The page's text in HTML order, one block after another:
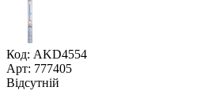
Код: AKD4554
Арт: 777405
Відсутній